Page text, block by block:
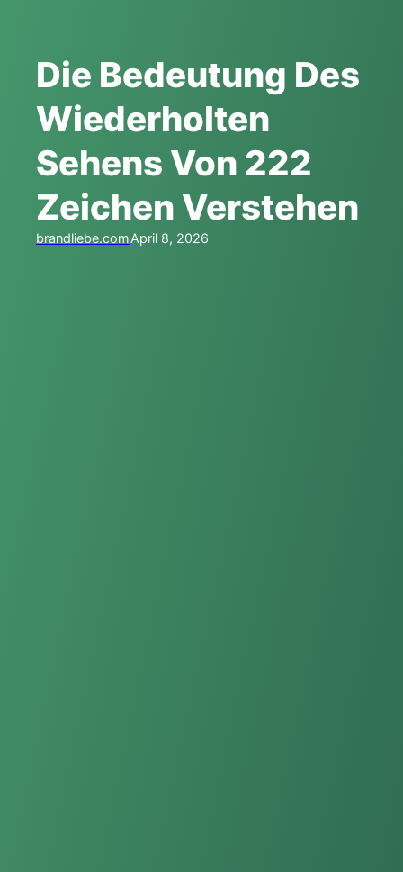
Die Bedeutung Des
Wiederholten
Sehens Von 222
Zeichen Verstehen
brandliebe.comApril 8, 2026